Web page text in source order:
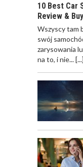
10 Best Car
Review &
Wszyscy tam
swój
zarysowania
na to, i nie...[...]